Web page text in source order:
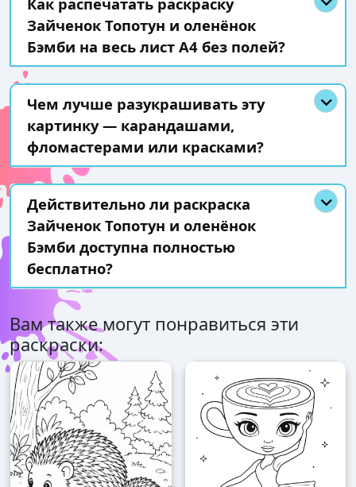
Зайченок Топотун и оленёнок
Бэмби на весь лист А4 без полей?
Чем лучше разукрашивать эту
картинку — карандашами,
фломастерами или красками?
Действительно ли раскраска
Зайченок Топотун и оленёнок
Бэмби доступна полностью
бесплатно?
Вам также могут понравиться эти
раскраски: